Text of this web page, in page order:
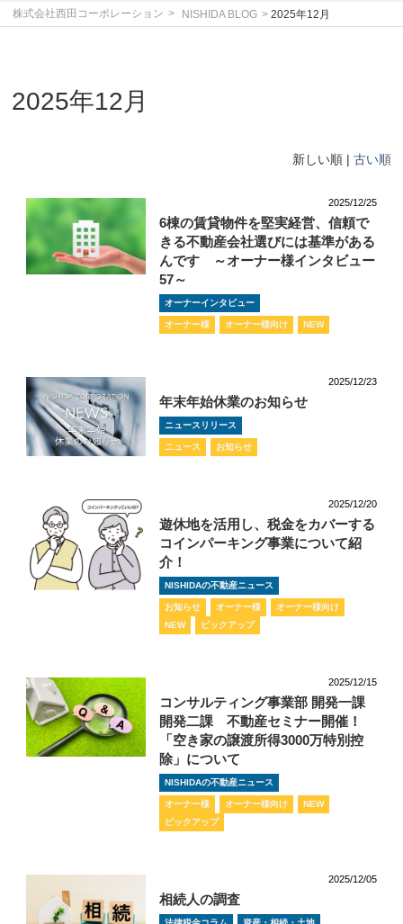
株式会社西田コーポレーション NISHIDA BLOG 2025年12月
2025年12月
新しい順 | 古い順
2025/12/25
6棟の賃貸物件を堅実経営、信頼で
きる不動産会社選びには基準がある
んです ～オーナー様インタビュー
57～
オーナーインタビュー
オーナー様 オーナー様向け NEW
2025/12/23
年末年始休業のお知らせ
ニュースリリース
ニュース お知らせ
2025/12/20
遊休地を活用し、税金をカバーする
コインパーキング事業について紹
介！
NISHIDAの不動産ニュース
お知らせ オーナー様
オーナー様向け
NEW
ピックアップ
2025/12/15
コンサルティング事業部 開発一課
開発二課 不動産セミナー開催！
「空き家の譲渡所得3000万特別控
除」について
NISHIDAの不動産ニュース
オーナー様 オーナー様向け
NEW
ピックアップ
2025/12/05
相続人の調査